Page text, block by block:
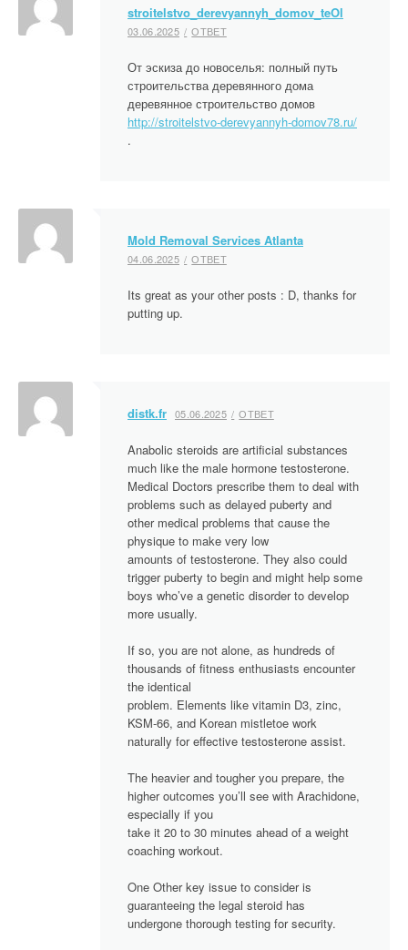
stroitelstvo_derevyannyh_domov_teOl
03.06.2025 ОТВЕТ
От эскиза до новоселья: полный путь
строительства деревянного дома
деревянное строительство домов
http://stroitelstvo-derevyannyh-domov78.ru/
.
Mold Removal Services Atlanta
04.06.2025 ОТВЕТ
Its great as your other posts : D, thanks for
putting up.
distk.fr 05.06.2025 ОТВЕТ
Anabolic steroids are artificial substances
much like the male hormone testosterone.
Medical Doctors prescribe them to deal with
problems such as delayed puberty and
other medical problems that cause the
physique to make very low
amounts of testosterone. They also could
trigger puberty to begin and might help some
boys who’ve a genetic disorder to develop
more usually.
If so, you are not alone, as hundreds of
thousands of fitness enthusiasts encounter
the identical
problem. Elements like vitamin D3, zinc,
KSM-66, and Korean mistletoe work
naturally for effective testosterone assist.
The heavier and tougher you prepare, the
higher outcomes you’ll see with Arachidone,
especially if you
take it 20 to 30 minutes ahead of a weight
coaching workout.
One Other key issue to consider is
guaranteeing the legal steroid has
undergone thorough testing for security.